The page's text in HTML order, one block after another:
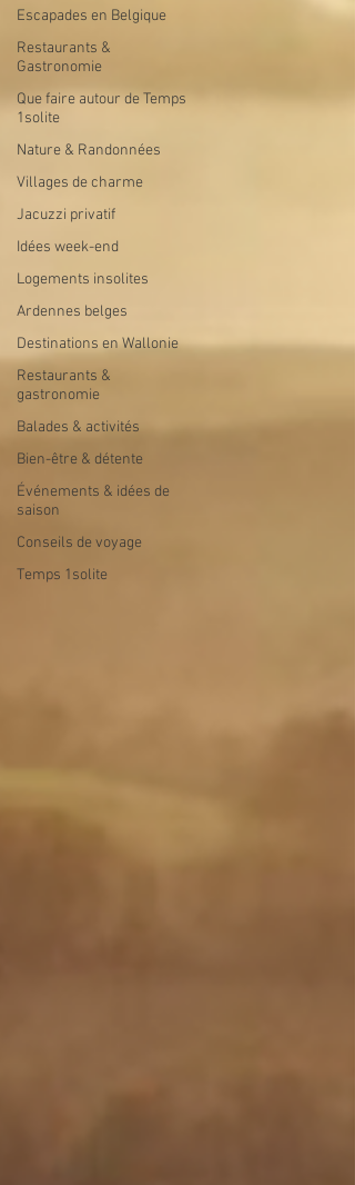
Escapades en Belgique
Restaurants &
Gastronomie
Que faire autour de Temps
1solite
Nature & Randonnées
Villages de charme
Jacuzzi privatif
Idées week-end
Logements insolites
Ardennes belges
Destinations en Wallonie
Restaurants &
gastronomie
Balades & activités
Bien-être & détente
Événements & idées de
saison
Conseils de voyage
Temps 1solite